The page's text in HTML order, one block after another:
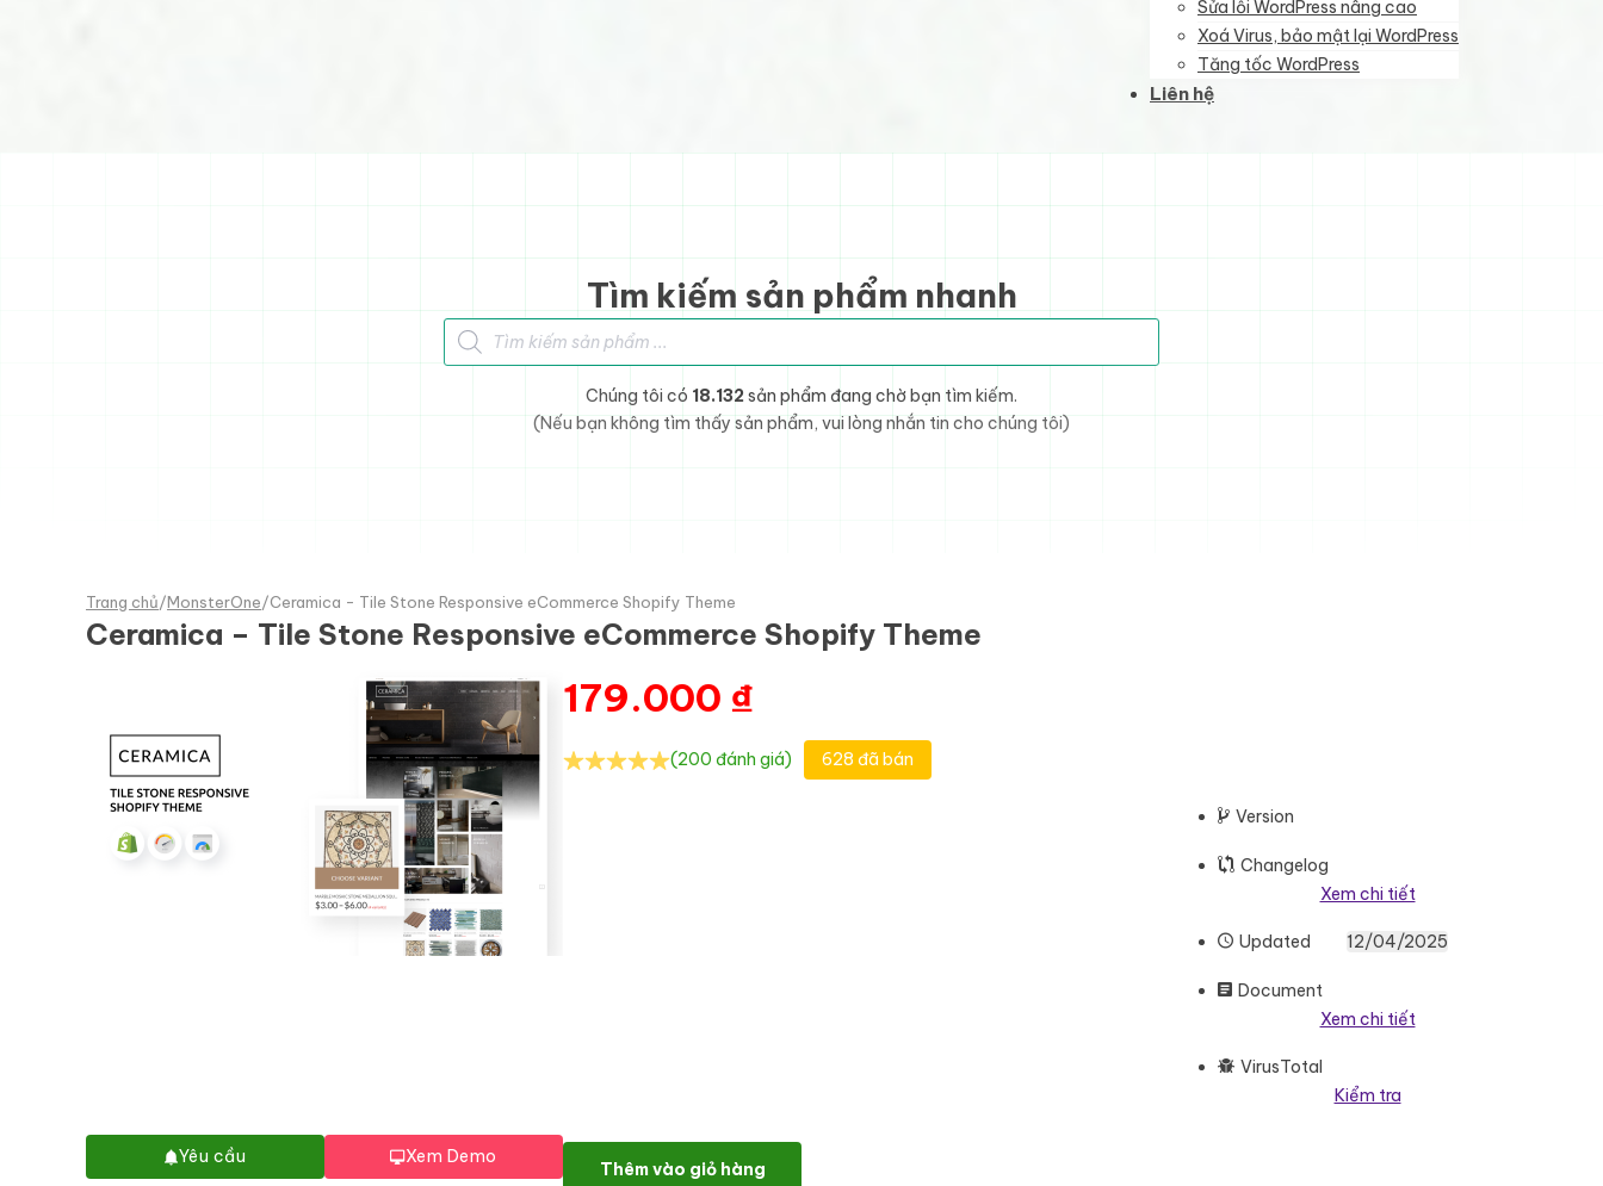
Sửa lỗi WordPress nâng cao
Xoá Virus, bảo mật lại WordPress
Tăng tốc WordPress
Liên hệ
Tìm kiếm sản phẩm nhanh
Tìm kiếm sản phẩm
Chúng tôi có 18.132 sản phẩm đang chờ bạn tìm kiếm.
(Nếu bạn không tìm thấy sản phẩm, vui lòng nhắn tin cho chúng tôi)
Trang chủ/MonsterOne/Ceramica - Tile Stone Responsive eCommerce Shopify Theme
Ceramica – Tile Stone Responsive eCommerce Shopify Theme
Yêu cầu Xem Demo
179.000 ₫
(200 đánh giá) 628 đã bán
Version
Changelog
Xem chi tiết
Updated 12/04/2025
Document
Xem chi tiết
VirusTotal
Kiểm tra
Ceramica - Tile Stone Responsive eCommerce Shopify Theme số lượng
Thêm vào giỏ hàng